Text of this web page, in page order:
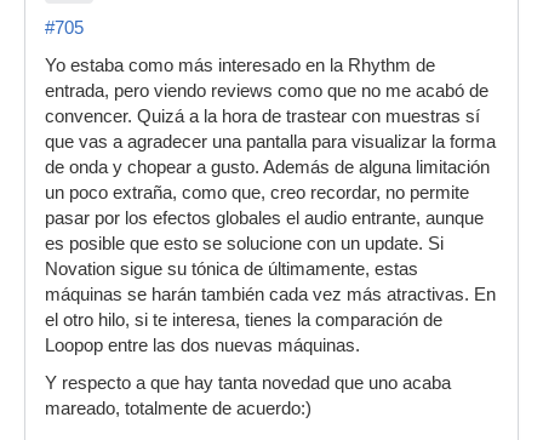
#705
Yo estaba como más interesado en la Rhythm de
entrada, pero viendo reviews como que no me acabó de
convencer. Quizá a la hora de trastear con muestras sí
que vas a agradecer una pantalla para visualizar la forma
de onda y chopear a gusto. Además de alguna limitación
un poco extraña, como que, creo recordar, no permite
pasar por los efectos globales el audio entrante, aunque
es posible que esto se solucione con un update. Si
Novation sigue su tónica de últimamente, estas
máquinas se harán también cada vez más atractivas. En
el otro hilo, si te interesa, tienes la comparación de
Loopop entre las dos nuevas máquinas.
Y respecto a que hay tanta novedad que uno acaba
mareado, totalmente de acuerdo:)